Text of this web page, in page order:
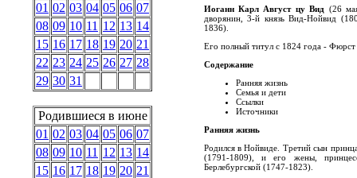
01 02 03 04 05 06 07
08 09 10 11 12 13 14
15 16 17 18 19 20 21
22 23 24 25 26 27 28
29 30 31
Родившиеся в июне
01 02 03 04 05 06 07
08 09 10 11 12 13 14
15 16 17 18 19 20 21
Иоганн Карл Август цу Вид (26
дворянин, 3-й князь Вид-Нойвид
1836).
Его полный титул с 1824 года -
Содержание
Ранняя жизнь
Семья и дети
Ссылки
Источники
Ранняя жизнь
Родился в Нойвиде. Третий сын
(1791-1809), и его жены,
Берлебургской (1747-1823).